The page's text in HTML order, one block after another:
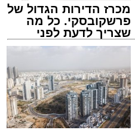
מכרז הדירות הגדול של
פרשקובסקי. כל מה
שצריך לדעת לפני
שמגישים הצעה לדירה